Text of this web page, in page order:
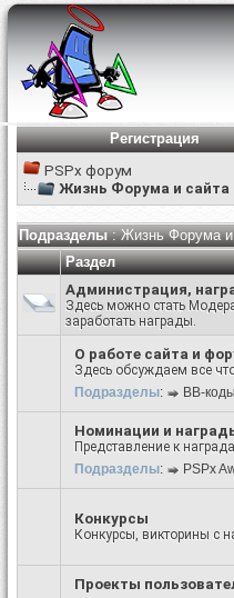
Регистрация
PSPx форум
Жизнь Форума и сайта
Подразделы: Жизнь Форума и
Раздел
Администрация,
Здесь можно стать
заработать награды.
О работе сайта и
Здесь обсуждаем все
Подразделы: BB-
Номинации и
Представление к
Подразделы: PSPx
Конкурсы
Конкурсы, викторины с
Проекты